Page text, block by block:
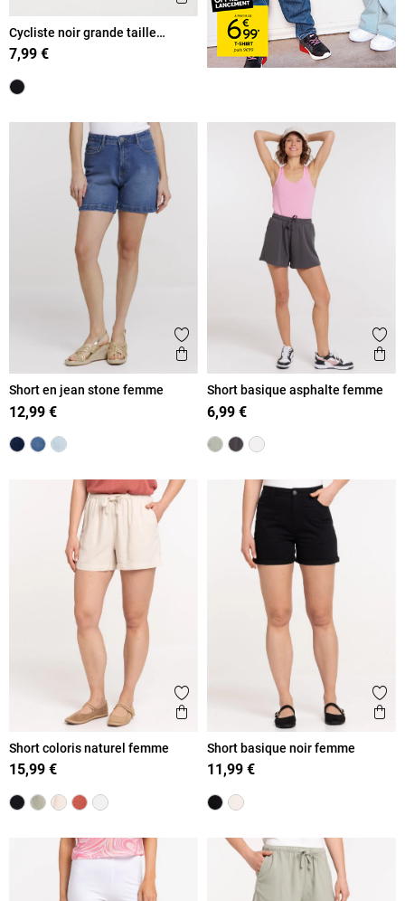
Cycliste noir grande taille
femme
7,99 €
Ajouter aux favoris
Aperçu rapide
Short en jean stone femme
12,99 €
Short basique asphalte femme
6,99 €
Ajouter aux favoris
Aperçu rapide
Short coloris naturel femme
15,99 €
Short basique noir femme
11,99 €